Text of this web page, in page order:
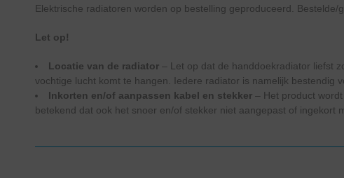
Elektrische radiatoren worden op bestelling geproduceerd.
Let op!
Locatie van de radiator – Let op dat de handdoekradiator liefst
vochtige lucht komt te hangen. Iedere radiator is namelijk bestendig
Inkorten en/of aanpassen kabel en stekker – Het product
betekend dat ook het snoer en/of stekker niet aangepast of ingekort